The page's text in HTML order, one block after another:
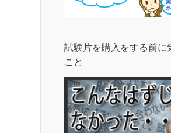
試験片を購入をする前に
こと